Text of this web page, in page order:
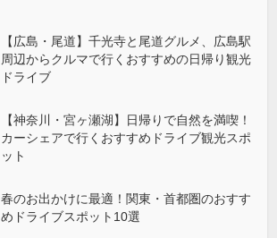
【広島・尾道】千光寺と尾道グルメ、広島駅
周辺からクルマで行くおすすめの日帰り観光
ドライブ
【神奈川・宮ヶ瀬湖】日帰りで自然を満喫！
カーシェアで行くおすすめドライブ観光スポ
ット
春のお出かけに最適！関東・首都圏のおすす
めドライブスポット10選